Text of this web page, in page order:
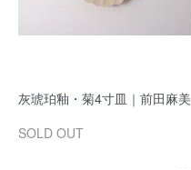
灰琥珀釉・菊4寸皿｜前田麻美
SOLD OUT